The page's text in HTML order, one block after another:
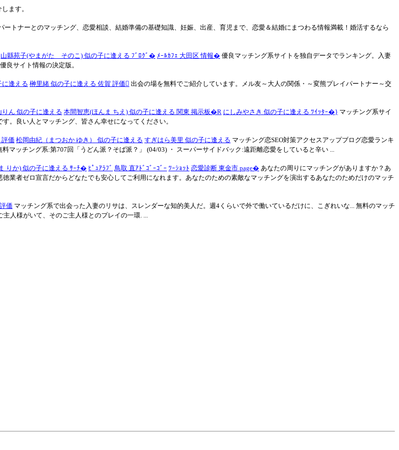
ます。
ートナーとのマッチング、恋愛相談、結婚準備の基礎知識、妊娠、出産、育児まで、恋愛＆結婚にまつわる情報満載！婚活するなら
山縣苑子(やまがた そのこ) 似の子に逢える ﾌﾞﾛｸﾞ� ﾒｰﾙｶﾌｪ 大田区 情報� 優良マッチング系サイトを独自データでランキング。入妻
良サイト情報の決定版。
に逢える 榊里緒 似の子に逢える 佐賀 評価 出会の場を無料でご紹介しています。メル友～大人の関係・～変熊プレイパートナー～交
りん 似の子に逢える 本間智恵(ほんま ちえ) 似の子に逢える 関東 掲示板�R にしみやさき 似の子に逢える ﾂｲｯﾀｰ�} マッチング系サイ
。良い人とマッチング、皆さん幸せになってください。
評価 松岡由紀（まつおか ゆき） 似の子に逢える すぎはら美里 似の子に逢える マッチング恋SEO対策アクセスアップブログ恋愛ランキ
マッチング系:第707回「うどん派？そば派？」 (04/03) ・ スーパーサイドバック:遠距離恋愛をしていると辛い ...
りか) 似の子に逢える ｻｰﾁ� ﾋﾟｭｱﾗﾌﾞ 鳥取 直ｱﾄﾞｺﾞｰｺﾞｰ ﾂｰｼｮｯﾄ 恋愛診断 東金市 page� あなたの周りにマッチングがありますか？あ
業者ゼロ宣言だからどなたでも安心してご利用になれます。あなたのための素敵なマッチングを演出するあなたのためだけのマッチ
価 マッチング系で出会った入妻のリサは、スレンダーな知的美人だ。週4くらいで外で働いているだけに、こぎれいな... 無料のマッチ
人様がいて、そのご主人様とのプレイの一環. ...